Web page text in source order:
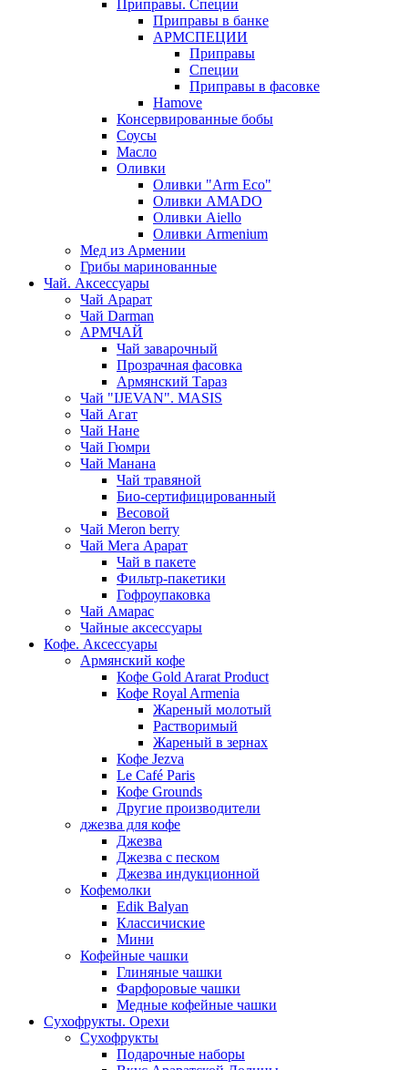
Приправы. Специи
Приправы в банке
АРМСПЕЦИИ
Приправы
Специи
Приправы в фасовке
Hamove
Консервированные бобы
Соусы
Масло
Оливки
Оливки "Arm Eco"
Оливки AMADO
Оливки Aiello
Оливки Armenium
Мед из Армении
Грибы маринованные
Чай. Аксессуары
Чай Арарат
Чай Darman
АРМЧАЙ
Чай заварочный
Прозрачная фасовка
Армянский Тараз
Чай "IJEVAN". MASIS
Чай Агат
Чай Нане
Чай Гюмри
Чай Манана
Чай травяной
Био-сертифицированный
Весовой
Чай Meron berry
Чай Мега Арарат
Чай в пакете
Фильтр-пакетики
Гофроупаковка
Чай Амарас
Чайные аксессуары
Кофе. Аксессуары
Армянский кофе
Кофе Gold Ararat Product
Кофе Royal Armenia
Жареный молотый
Растворимый
Жареный в зернах
Кофе Jezva
Le Café Paris
Кофе Grounds
Другие производители
джезва для кофе
Джезва
Джезва с песком
Джезва индукционной
Кофемолки
Edik Balyan
Классичиские
Мини
Кофейные чашки
Глиняные чашки
Фарфоровые чашки
Медные кофейные чашки
Сухофрукты. Орехи
Сухофрукты
Подарочные наборы